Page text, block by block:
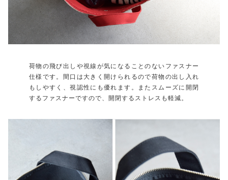
荷物の飛び出しや視線が気になることのないファスナー
仕様です。間口は大きく開けられるので荷物の出し入れ
もしやすく、視認性にも優れます。またスムーズに開閉
するファスナーですので、開閉するストレスも軽減。